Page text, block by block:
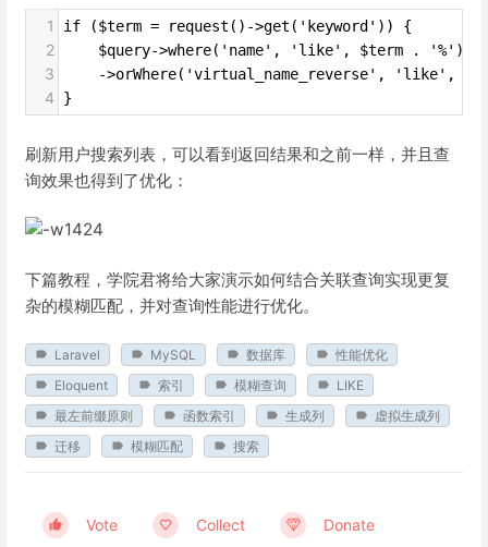
1 if ($term = request()->get('keyword')) {
2
    $query->where('name', 'like', $term . '%')
3
->orWhere('virtual_name_reverse', 'like',
4 }
刷新用户搜索列表，可以看到返回结果和之前一样，并且查
询效果也得到了优化：
下篇教程，学院君将给大家演示如何结合关联查询实现更复
杂的模糊匹配，并对查询性能进行优化。
Laravel MySQL 数据库
性能优化
Eloquent
索引 模糊查询
LIKE
最左前缀原则
函数索引 生成列
虚拟生成列
迁移
模糊匹配 搜索
Vote Collect Donate